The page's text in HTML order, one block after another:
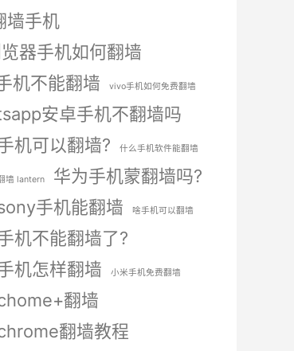
墙手机
器手机如何翻墙
机不能翻墙
vivo手机如何免费翻墙
安卓手机不翻墙吗
机可以翻墙?
什么手机软件能翻墙
墙 lantern
华为手机蒙翻墙吗?
手机能翻墙
啥手机可以翻墙
机不能翻墙了?
机怎样翻墙
小米手机免费翻墙
翻墙
翻墙教程